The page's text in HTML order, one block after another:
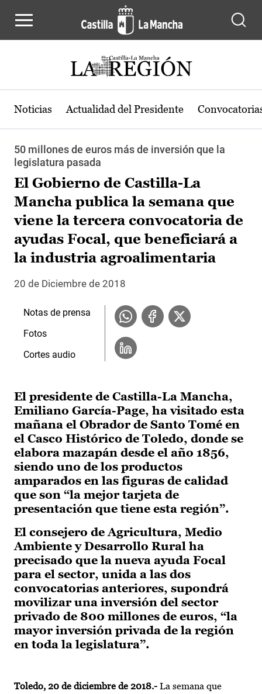
Noticias Actualidad del Presidente
50 millones de euros más de inversión que la
legislatura pasada
El Gobierno de Castilla-La
Mancha publica la semana que
viene la tercera convocatoria de
ayudas Focal, que beneficiará a
la industria agroalimentaria
20 de Diciembre de 2018
El presidente de Castilla-La Mancha,
Emiliano García-Page, ha visitado esta
mañana el Obrador de Santo Tomé en
el Casco Histórico de Toledo, donde se
elabora mazapán desde el año 1856,
siendo uno de los productos
amparados en las figuras de calidad
que son “la mejor tarjeta de
presentación que tiene esta región”.
El consejero de Agricultura, Medio
Ambiente y Desarrollo Rural ha
precisado que la nueva ayuda Focal
para el sector, unida a las dos
convocatorias anteriores, supondrá
movilizar una inversión del sector
privado de 800 millones de euros, “la
mayor inversión privada de la región
en toda la legislatura”.
Toledo, 20 de diciembre de 2018.- La semana que
Notas de prensa
Fotos
Cortes audio